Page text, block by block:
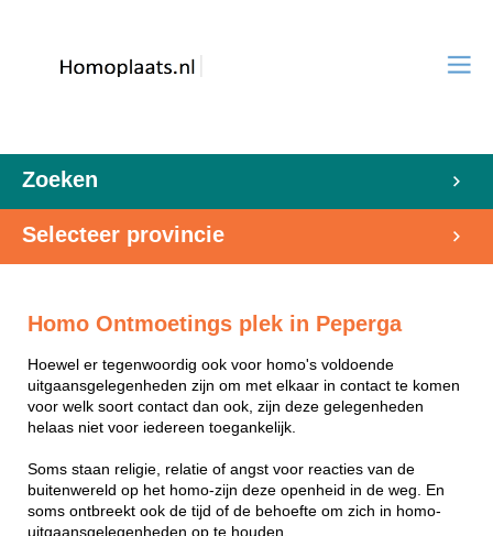
Zoeken
Selecteer provincie
Homo Ontmoetings plek in Peperga
Hoewel er tegenwoordig ook voor homo's voldoende
uitgaansgelegenheden zijn om met elkaar in contact te komen
voor welk soort contact dan ook, zijn deze gelegenheden
helaas niet voor iedereen toegankelijk.
Soms staan religie, relatie of angst voor reacties van de
buitenwereld op het homo-zijn deze openheid in de weg. En
soms ontbreekt ook de tijd of de behoefte om zich in homo-
uitgaansgelegenheden op te houden.